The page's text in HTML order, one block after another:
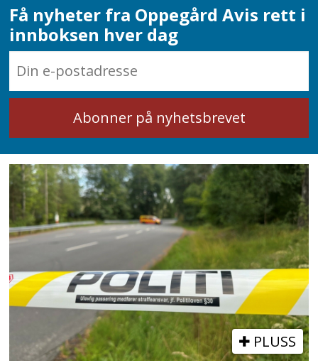
Få nyheter fra Oppegård Avis rett i
innboksen hver dag
PLUSS